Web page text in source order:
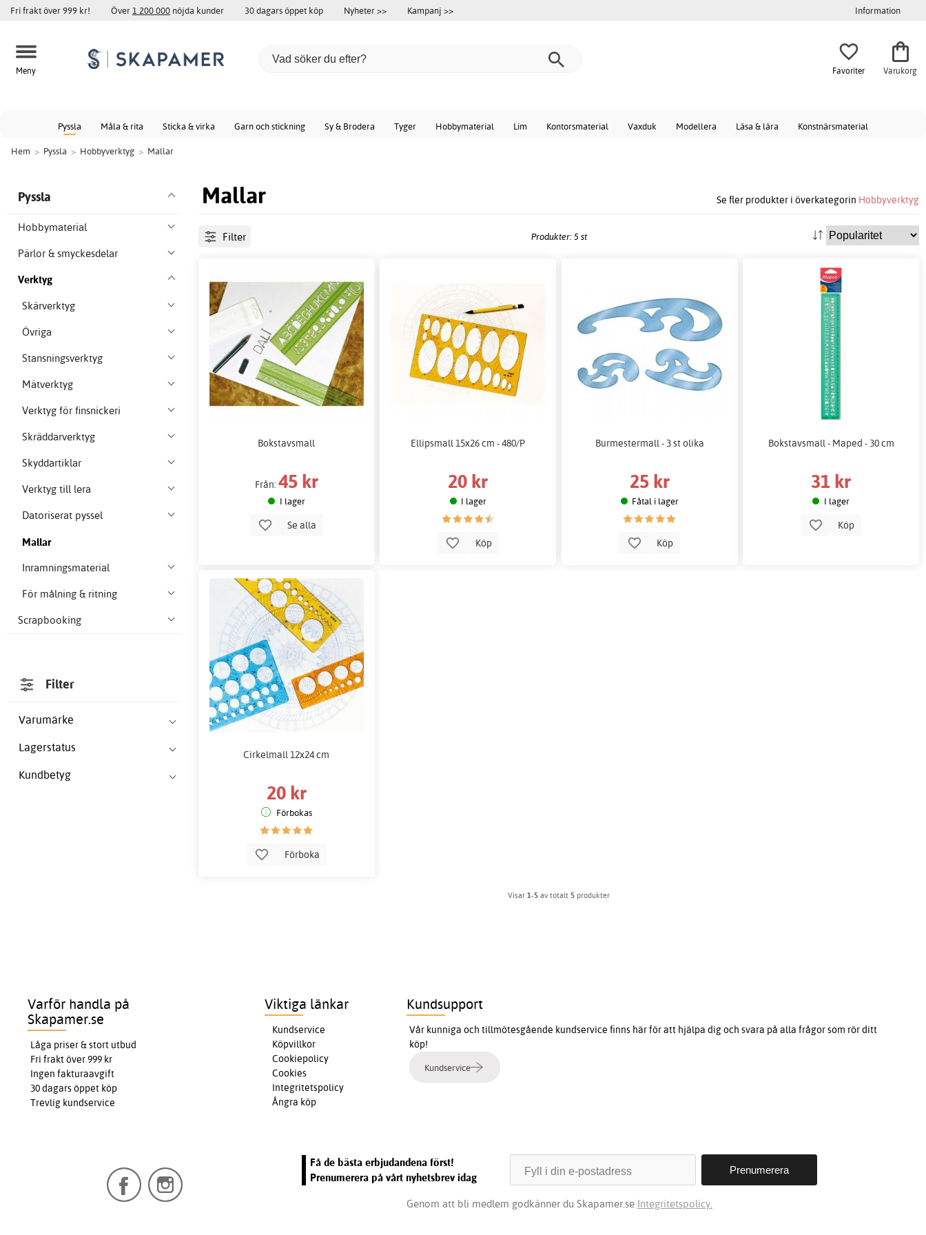
Fri frakt över 999 kr! Över1 200 000 nöjda kunder 30 dagars öppet köp Nyheter >> Kampanj >> Information
Meny Favoriter Varukorg
Pyssla Måla & rita Sticka & virka Garn och stickning Sy & Brodera Tyger Hobbymaterial Lim Kontorsmaterial Vaxduk Modellera Läsa & lära Konstnärsmaterial
Hem > Pyssla > Hobbyverktyg > Mallar
Mallar Se fler produkter i överkategorin Hobbyverktyg
Pyssla
Hobbymaterial
Pärlor & smyckesdelar
Verktyg
Skärverktyg
Övriga
Stansningsverktyg
Mätverktyg
Verktyg för finsnickeri
Skräddarverktyg
Skyddartiklar
Verktyg till lera
Datoriserat pyssel
Mallar
Inramningsmaterial
För målning & ritning
Scrapbooking
Filter
Varumärke
Lagerstatus
Kundbetyg
Filter Produkter: 5 st
Bokstavsmall
Från: 45 kr
I lager
Se alla
Ellipsmall 15x26 cm - 480/P
20 kr
I lager
Köp
Burmestermall - 3 st olika
25 kr
Fåtal i lager
Köp
Bokstavsmall - Maped - 30 cm
31 kr
I lager
Köp
Cirkelmall 12x24 cm
20 kr
Förbokas
Förboka
Visar1-5 av totalt5 produkter
Varför handla på
Skapamer.se
Låga priser & stort utbud
Fri frakt över 999 kr
Ingen fakturaavgift
30 dagars öppet köp
Trevlig kundservice
Viktiga länkar
Kundservice
Köpvillkor
Cookiepolicy
Cookies
Integritetspolicy
Ångra köp
Kundsupport
Vår kunniga och tillmötesgående kundservice finns här för att hjälpa dig och svara på alla frågor som rör ditt
köp!
Kundservice
Få de bästa erbjudandena först!
Prenumerera på vårt nyhetsbrev idag
Genom att bli medlem godkänner du Skapamer.se Integritetspolicy.